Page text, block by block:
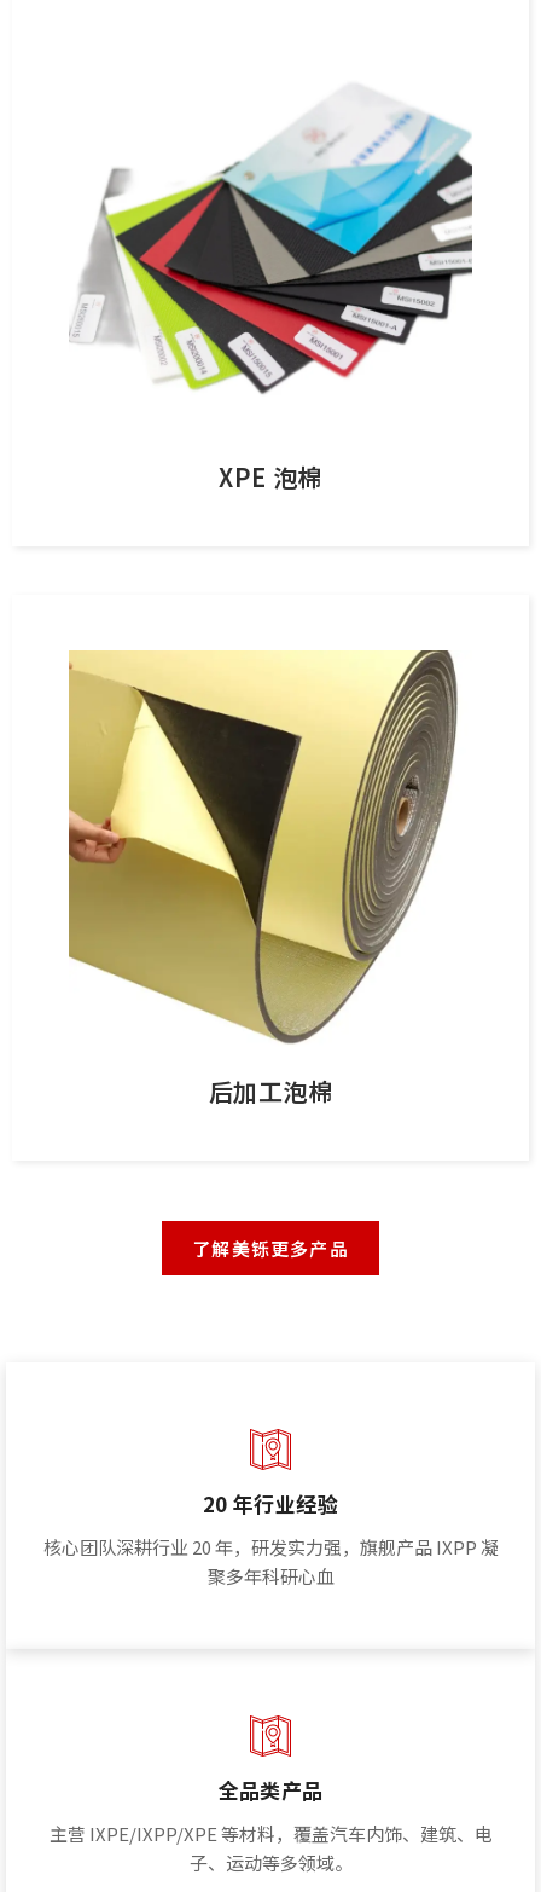
XPE 泡棉
后加工泡棉
了解美铄更多产品
20 年行业经验
核心团队深耕行业 20 年，研发实力强，旗舰产品 IXPP 凝
聚多年科研心血
全品类产品
主营 IXPE/IXPP/XPE 等材料，覆盖汽车内饰、建筑、电
子、运动等多领域。